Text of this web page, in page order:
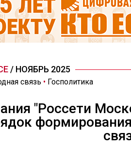
/ НОЯБРЬ 2025
связь • Госполитика
"Россети